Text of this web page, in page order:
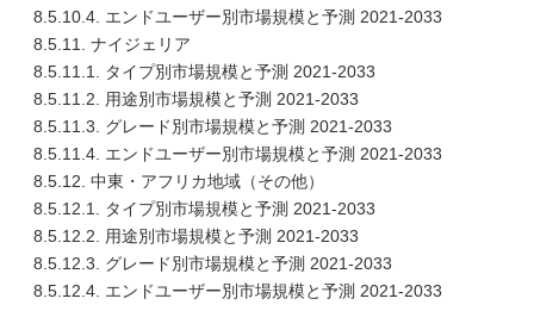
8.5.10.4. エンドユーザー別市場規模と予測 2021-2033
8.5.11. ナイジェリア
8.5.11.1. タイプ別市場規模と予測 2021-2033
8.5.11.2. 用途別市場規模と予測 2021-2033
8.5.11.3. グレード別市場規模と予測 2021-2033
8.5.11.4. エンドユーザー別市場規模と予測 2021-2033
8.5.12. 中東・アフリカ地域（その他）
8.5.12.1. タイプ別市場規模と予測 2021-2033
8.5.12.2. 用途別市場規模と予測 2021-2033
8.5.12.3. グレード別市場規模と予測 2021-2033
8.5.12.4. エンドユーザー別市場規模と予測 2021-2033